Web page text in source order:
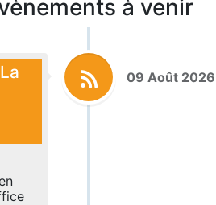
à venir
09 Août 2026